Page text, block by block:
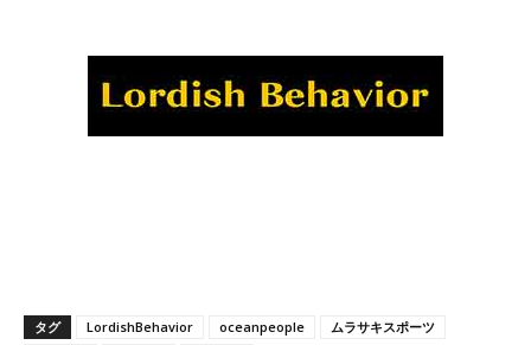
タグ LordishBehavior oceanpeople
ムラサキスポーツ